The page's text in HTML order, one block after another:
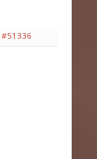
#51336